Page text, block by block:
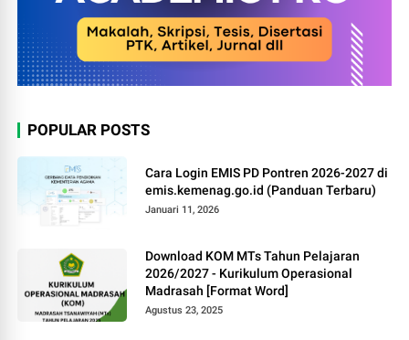
POPULAR POSTS
Cara Login EMIS PD Pontren 2026-2027 di
emis.kemenag.go.id (Panduan Terbaru)
Januari 11, 2026
Download KOM MTs Tahun Pelajaran
2026/2027 - Kurikulum Operasional
Madrasah [Format Word]
Agustus 23, 2025